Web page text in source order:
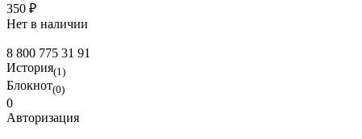
350 ₽
Нет в наличии
8 800 775 31 91
История(1)
Блокнот(0)
0
Авторизация